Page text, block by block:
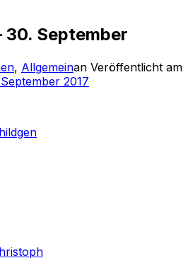
30. September
, Allgemeinan Veröffentlicht am
2017